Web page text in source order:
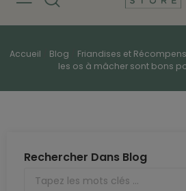
Accueil Blog Friandises et
les os à mâcher sont bons
Rechercher Dans Blog